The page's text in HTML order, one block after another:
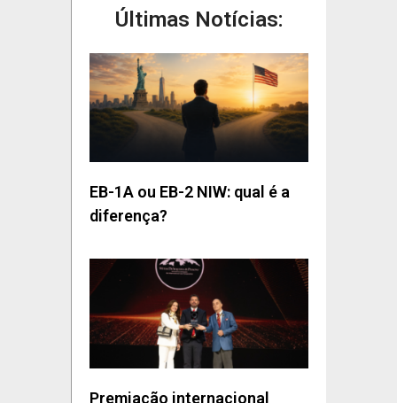
Últimas Notícias:
EB-1A ou EB-2 NIW: qual é a
diferença?
Premiação internacional